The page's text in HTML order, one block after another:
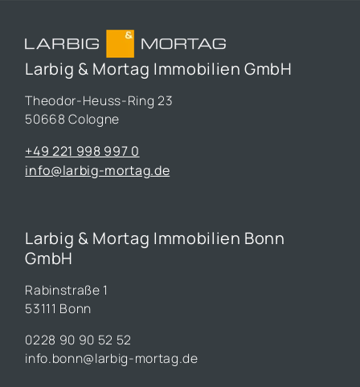
Larbig & Mortag Immobilien GmbH
Theodor-Heuss-Ring 23
50668 Cologne
+49 221 998 997 0
info@larbig-mortag.de
Larbig & Mortag Immobilien Bonn
GmbH
Rabinstraße 1
53111 Bonn
0228 90 90 52 52
info.bonn@larbig-mortag.de